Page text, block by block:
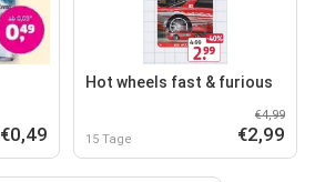
€0,49
Hot wheels fast & furious
15 Tage
€4,99
€2,99